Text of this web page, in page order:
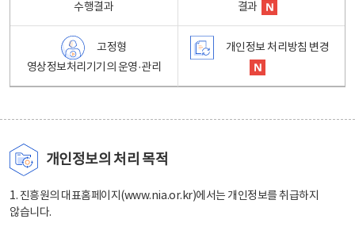
수행결과
결과
고정형
영상정보처리기기의 운영·관리
개인정보 처리방침 변경
개인정보의 처리 목적
1. 진흥원의 대표홈페이지(www.nia.or.kr)에서는 개인정보를 취급하지
않습니다.